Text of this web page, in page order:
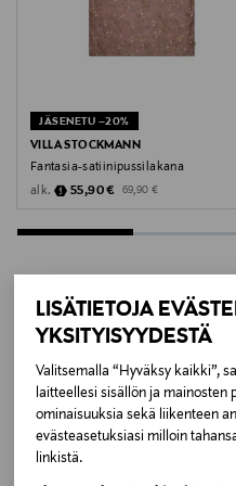
LISÄTIETOJA
YKSITYISYYDESTÄ
Valitsemalla “Hyväksy kaikki”,
laitteellesi sisällön ja mainosten
ominaisuuksia sekä liikenteen
evästeasetuksiasi milloin
linkistä.
Valmistusmaa
Valmistajan tuotenumero
2608 FANTASIA_VS
Valmistaja
Valmistajan osoite
PL 220, 00101, Helsinki,
Digitaalinen osoite
www.stockmann.com/
JÄSENETU –20%
VILLA STOCKMANN
Fantasia-satiinipussilakana
alk.
Discounted Price
55,90 € Original Price
69,90 €
LISÄÄ
TUOTTEITA